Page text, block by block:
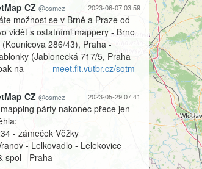
2023-06-07 03:59
CZ @osmcz
možnost se v Brně a Praze od
vidět s ostatními mappery - Brno
(Kounicova 286/43), Praha -
(Jablonecká 717/5, Praha
na
meet.fit.vutbr.cz/sotm
2023-05-29 07:41
CZ @osmcz
párty nakonec přece jen
- zámeček Věžky
- Lelkovadlo - Lelekovice
spol - Praha